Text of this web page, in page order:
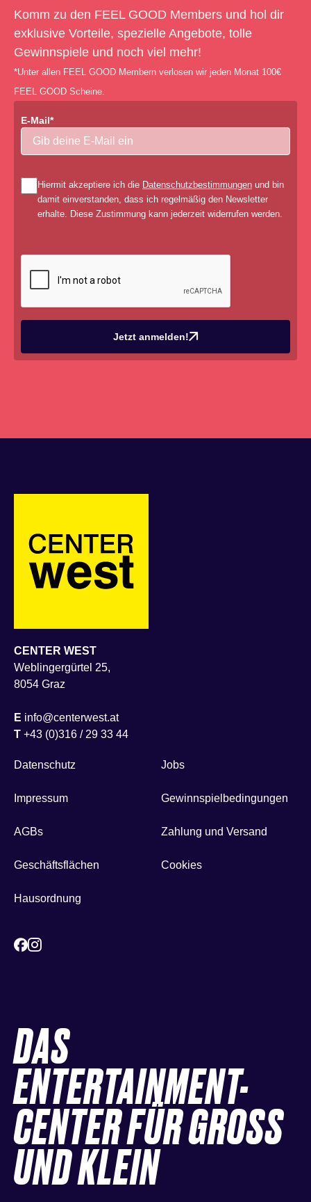
Komm zu den FEEL GOOD Members und hol dir
exklusive Vorteile, spezielle Angebote, tolle
Gewinnspiele und noch viel mehr!
*Unter allen FEEL GOOD Membern verlosen wir jeden Monat 100€
FEEL GOOD Scheine.
E-Mail*
Hiermit akzeptiere ich die Datenschutzbestimmungen und bin
damit einverstanden, dass ich regelmäßig den Newsletter
erhalte. Diese Zustimmung kann jederzeit widerrufen werden.
Jetzt anmelden!
CENTER WEST
Weblingergürtel 25,
8054 Graz
E info@centerwest.at
T +43 (0)316 / 29 33 44
Datenschutz
Impressum
AGBs
Geschäftsflächen
Hausordnung
Jobs
Gewinnspielbedingungen
Zahlung und Versand
Cookies
DAS
ENTERTAINMENT-
CENTER FÜR GROSS
UND KLEIN